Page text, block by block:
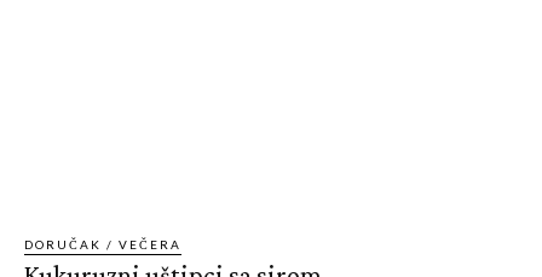
DORUČAK / VEČERA